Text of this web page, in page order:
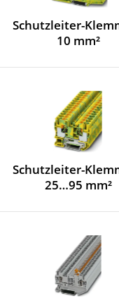
Schutzleiter-
10 mm²
Schutzleiter-
25…95 mm²